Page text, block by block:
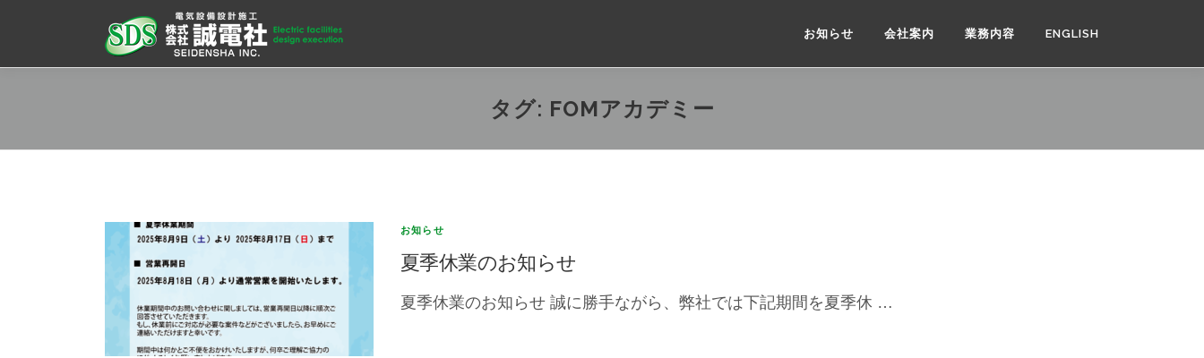
テ
お知らせ 会社案内 業務内容 ENGLISH
タグ: FOMアカデミー
お知らせ
夏季休業のお知らせ
夏季休業のお知らせ 誠に勝手ながら、弊社では下記期間を夏季休 …